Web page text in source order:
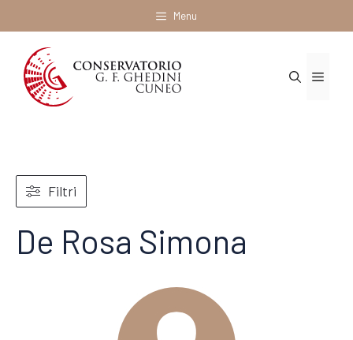
al
contenuto
Menu
Menu
Filtri
De Rosa Simona